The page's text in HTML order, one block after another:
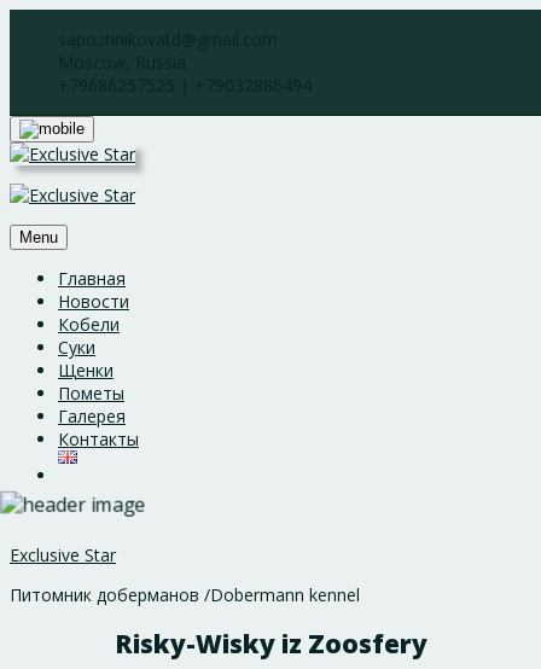
Menu
Главная
Новости
Кобели
Суки
Щенки
Пометы
Галерея
Контакты
Exclusive Star
Питомник доберманов /Dobermann kennel
Risky-Wisky iz Zoosfery